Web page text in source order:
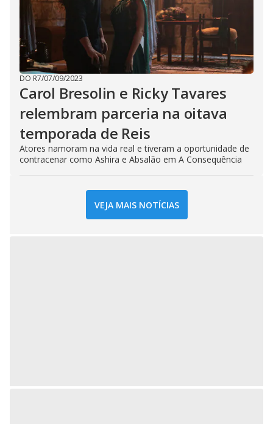
DO R7/07/09/2023
Carol Bresolin e Ricky Tavares
relembram parceria na oitava
temporada de Reis
Atores namoram na vida real e tiveram a oportunidade de
contracenar como Ashira e Absalão em A Consequência
VEJA MAIS NOTÍCIAS